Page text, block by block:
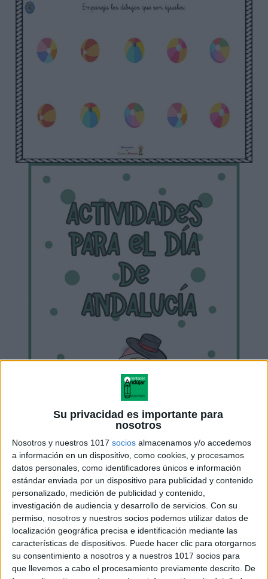
Su privacidad es importante para
nosotros
Nosotros y nuestros 1017 socios almacenamos y/o accedemos
a información en un dispositivo, como cookies, y procesamos
datos personales, como identificadores únicos e información
estándar enviada por un dispositivo para publicidad y contenido
personalizado, medición de publicidad y contenido,
investigación de audiencia y desarrollo de servicios. Con su
permiso, nosotros y nuestros socios podemos utilizar datos de
localización geográfica precisa e identificación mediante las
características de dispositivos. Puede hacer clic para otorgarnos
su consentimiento a nosotros y a nuestros 1017 socios para
que llevemos a cabo el procesamiento previamente descrito. De